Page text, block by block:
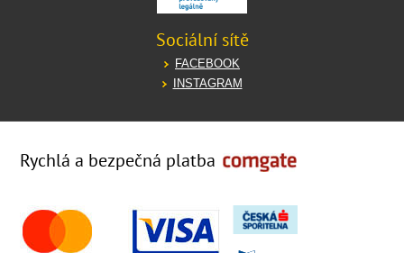
Sociální sítě
FACEBOOK
INSTAGRAM
Rychlá a bezpečná platba